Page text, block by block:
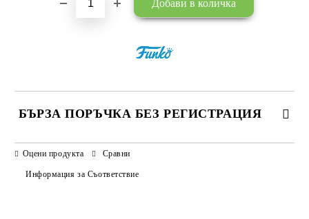
БЪРЗА ПОРЪЧКА БЕЗ РЕГИСТРАЦИЯ
САМО ПОПЪЛНЕТЕ 3 ПОЛЕТА
Оцени продукта Сравни
Информация за Съответствие